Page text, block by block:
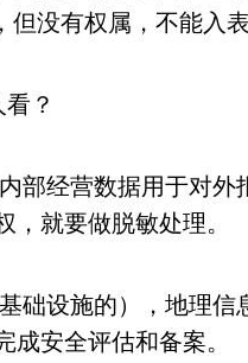
没有权属，不能入表
？
部经营数据用于对外
就要做脱敏处理。
础设施的），地理信
安全评估和备案。